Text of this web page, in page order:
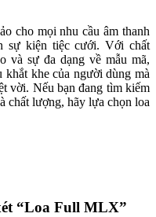
cho mọi nhu cầu âm thanh
sự kiện tiệc cưới. Với chất
và sự đa dạng về mẫu mã,
khe của người dùng mà
vời. Nếu bạn đang tìm kiếm
chất lượng, hãy lựa chọn loa
“Loa Full MLX”